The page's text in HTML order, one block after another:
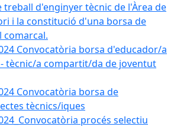
treball d'enginyer tècnic de l'Àrea de
i la constitució d'una borsa de
comarcal.
Convocatòria borsa d'educador/a
tècnic/a compartit/da de joventut
Convocatòria borsa de
tècnics/iques
procés selectiu